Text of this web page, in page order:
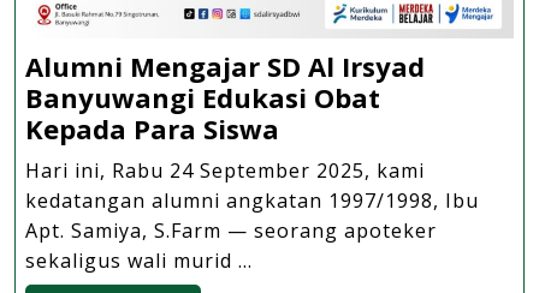
Alumni Mengajar SD Al Irsyad
Banyuwangi Edukasi Obat
Kepada Para Siswa
Mengajar
SD
Al
Irsyad
Hari ini, Rabu 24 September 2025, kami
kedatangan alumni angkatan 1997/1998, Ibu
Apt. Samiya, S.Farm — seorang apoteker
sekaligus wali murid ...